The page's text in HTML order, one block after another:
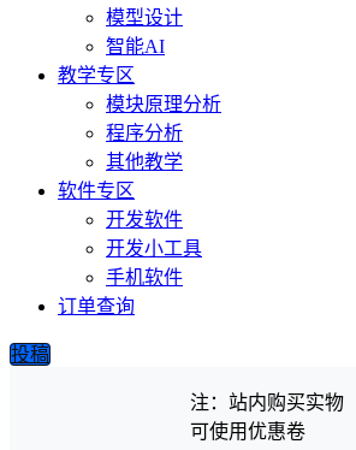
模型设计
智能AI
教学专区
模块原理分析
程序分析
其他教学
软件专区
开发软件
开发小工具
手机软件
订单查询
投稿
注：站内购买实物
可使用优惠卷